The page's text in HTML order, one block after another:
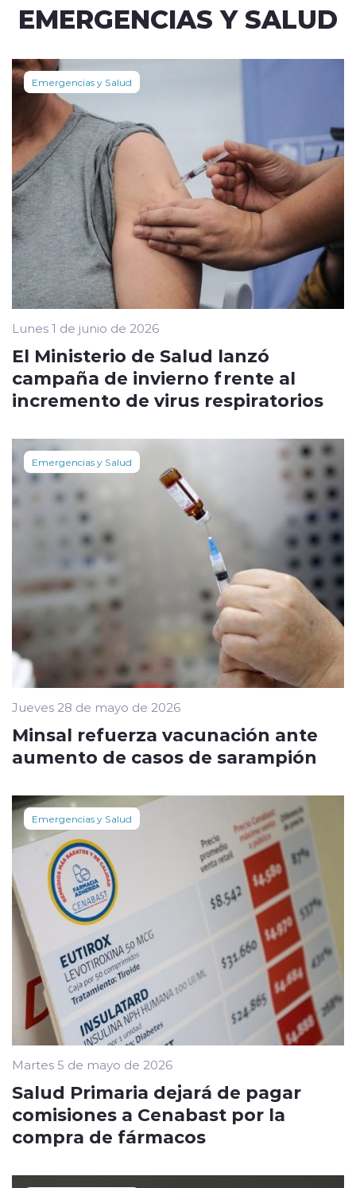
EMERGENCIAS Y SALUD
Emergencias y Salud
Lunes 1 de junio de 2026
El Ministerio de Salud lanzó
campaña de invierno frente al
incremento de virus respiratorios
Emergencias y Salud
Jueves 28 de mayo de 2026
Minsal refuerza vacunación ante
aumento de casos de sarampión
Emergencias y Salud
Martes 5 de mayo de 2026
Salud Primaria dejará de pagar
comisiones a Cenabast por la
compra de fármacos